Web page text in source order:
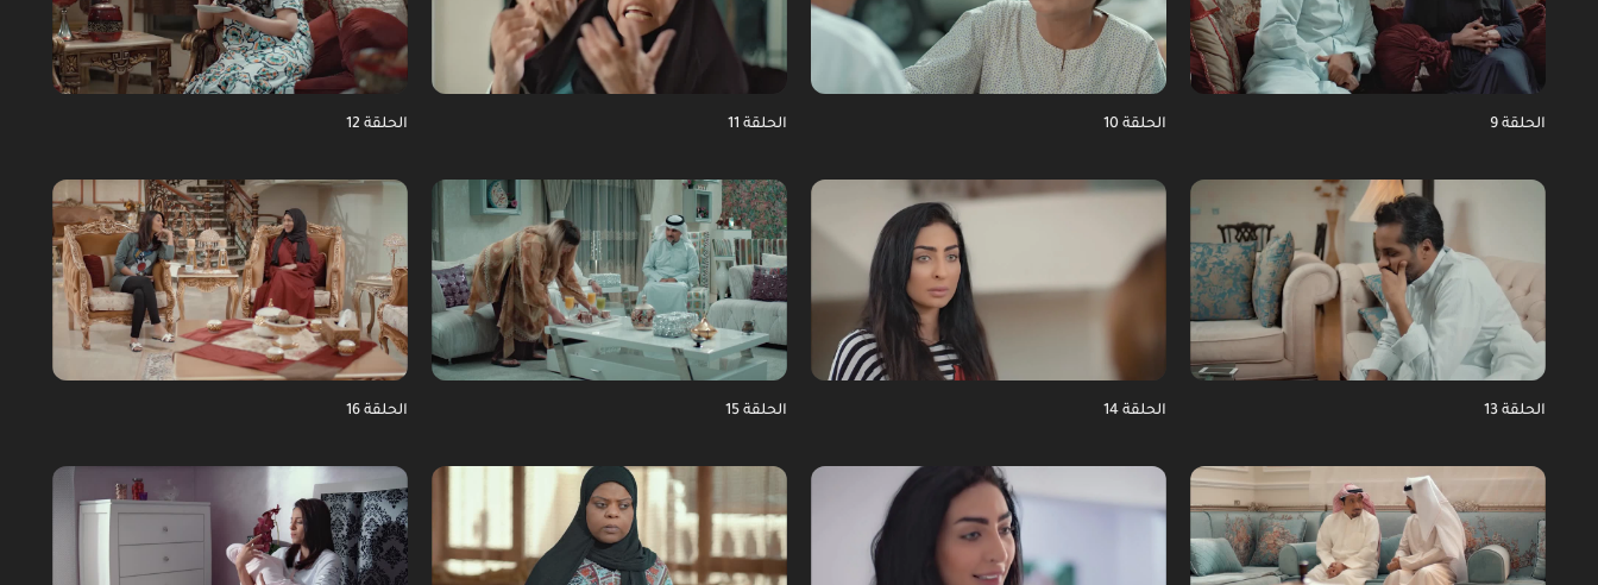
الحلقة 9 الحلقة 10 الحلقة 11 الحلقة 12
الحلقة 13 الحلقة 14 الحلقة 15 الحلقة 16